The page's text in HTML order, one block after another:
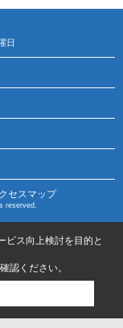
日
クセスマップ
reserved.
ビス向上検討を目的と
認ください。